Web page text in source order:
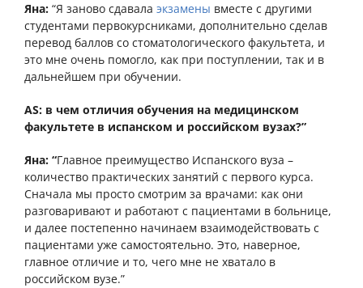
Яна: “Я заново сдавала экзамены вместе с другими
студентами первокурсниками, дополнительно сделав
перевод баллов со стоматологического факультета, и
это мне очень помогло, как при поступлении, так и в
дальнейшем при обучении.
AS: в чем отличия обучения на медицинском
факультете в испанском и российском вузах?”
Яна: “Главное преимущество Испанского вуза –
количество практических занятий с первого курса.
Сначала мы просто смотрим за врачами: как они
разговаривают и работают с пациентами в больнице,
и далее постепенно начинаем взаимодействовать с
пациентами уже самостоятельно. Это, наверное,
главное отличие и то, чего мне не хватало в
российском вузе.”